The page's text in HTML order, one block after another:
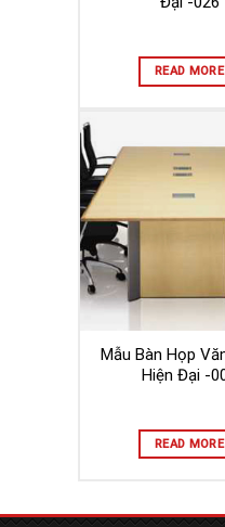
READ MORE
Mẫu Bàn Họp
Hiện Đại -
READ MORE